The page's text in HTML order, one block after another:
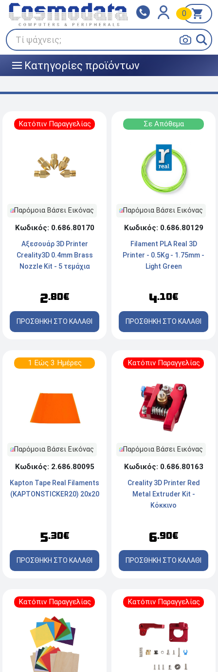
Τί ψάχνεις;
0
||| Κατηγορίες προϊόντων
Klarna
Πληρώστε σε 3
άτοκες δόσεις
BOX NOW
Κατόπιν Παραγγελίας
Παρόμοια Βάσει Εικόνας
Κωδικός: 0.686.80170
Αξεσουάρ 3D Printer
Creality3D 0.4mm Brass
Nozzle Kit - 5 τεμάχια
2.80€
ΠΡΟΣΘΗΚΗ ΣΤΟ ΚΑΛΑΘΙ
Σε Απόθεμα
Παρόμοια Βάσει Εικόνας
Κωδικός: 0.686.80129
Filament PLA Real 3D
Printer - 0.5Kg - 1.75mm -
Light Green
4.10€
ΠΡΟΣΘΗΚΗ ΣΤΟ ΚΑΛΑΘΙ
1 Εώς 3 Ημέρες
Παρόμοια Βάσει Εικόνας
Κωδικός: 2.686.80095
Kapton Tape Real Filaments
(KAPTONSTICKER20) 20x20
5.30€
ΠΡΟΣΘΗΚΗ ΣΤΟ ΚΑΛΑΘΙ
Κατόπιν Παραγγελίας
Παρόμοια Βάσει Εικόνας
Κωδικός: 0.686.80163
Creality 3D Printer Red
Metal Extruder Kit -
Κόκκινο
6.90€
ΠΡΟΣΘΗΚΗ ΣΤΟ ΚΑΛΑΘΙ
Κατόπιν Παραγγελίας Κατόπιν Παραγγελίας